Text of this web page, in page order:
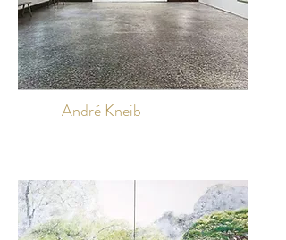
André Kneib